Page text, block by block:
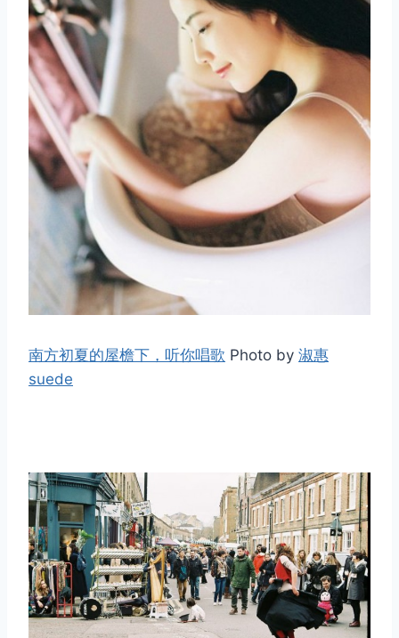
南方初夏的屋檐下，听你唱歌 Photo by 淑惠
suede